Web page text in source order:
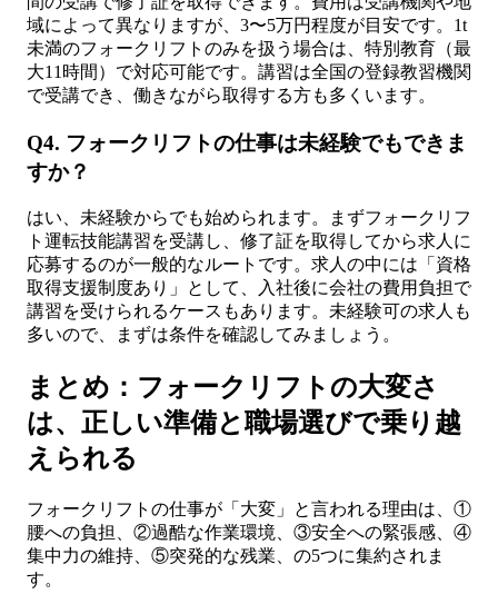
域によって異なりますが、3〜5万円程度が目安です。1t
未満のフォークリフトのみを扱う場合は、特別教育（最
大11時間）で対応可能です。講習は全国の登録教習機関
で受講でき、働きながら取得する方も多くいます。
Q4. フォークリフトの仕事は未経験でもできま
すか？
はい、未経験からでも始められます。まずフォークリフ
ト運転技能講習を受講し、修了証を取得してから求人に
応募するのが一般的なルートです。求人の中には「資格
取得支援制度あり」として、入社後に会社の費用負担で
講習を受けられるケースもあります。未経験可の求人も
多いので、まずは条件を確認してみましょう。
まとめ：フォークリフトの大変さ
は、正しい準備と職場選びで乗り越
えられる
フォークリフトの仕事が「大変」と言われる理由は、①
腰への負担、②過酷な作業環境、③安全への緊張感、④
集中力の維持、⑤突発的な残業、の5つに集約されま
す。